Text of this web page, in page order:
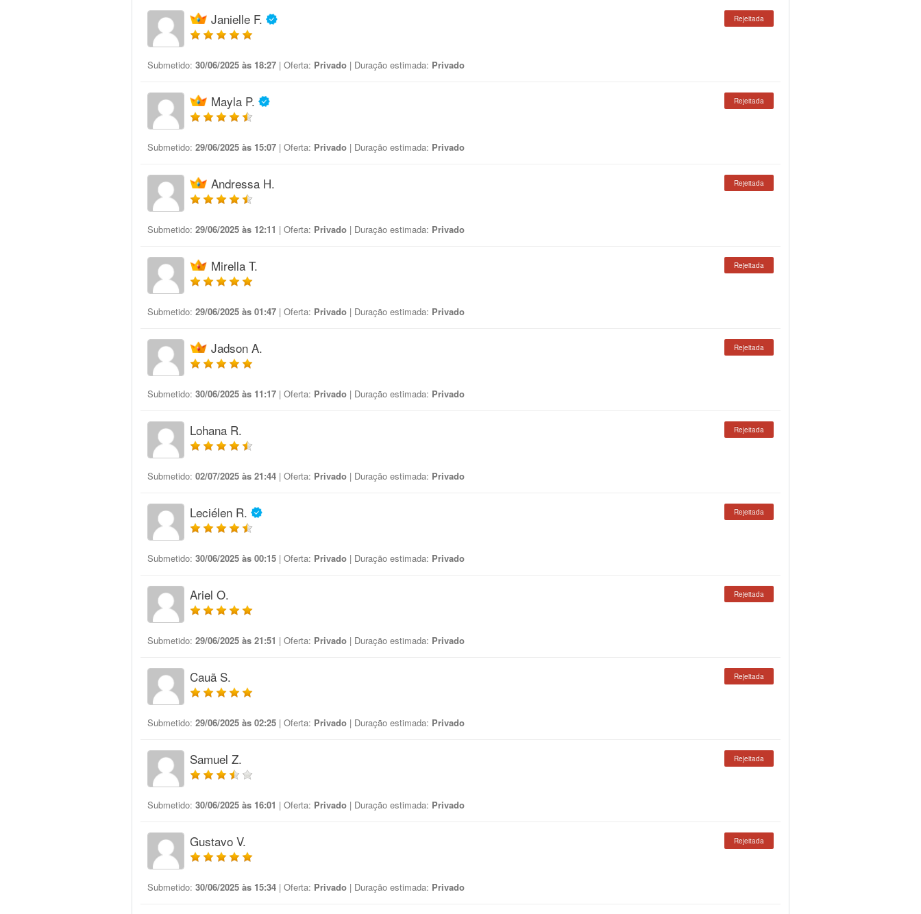
Janielle F. Rejeitada
Submetido: 30/06/2025 às 18:27 | Oferta: Privado | Duração estimada: Privado
Mayla P. Rejeitada
Submetido: 29/06/2025 às 15:07 | Oferta: Privado | Duração estimada: Privado
Andressa H. Rejeitada
Submetido: 29/06/2025 às 12:11 | Oferta: Privado | Duração estimada: Privado
Mirella T. Rejeitada
Submetido: 29/06/2025 às 01:47 | Oferta: Privado | Duração estimada: Privado
Jadson A. Rejeitada
Submetido: 30/06/2025 às 11:17 | Oferta: Privado | Duração estimada: Privado
Lohana R. Rejeitada
Submetido: 02/07/2025 às 21:44 | Oferta: Privado | Duração estimada: Privado
Leciélen R. Rejeitada
Submetido: 30/06/2025 às 00:15 | Oferta: Privado | Duração estimada: Privado
Ariel O. Rejeitada
Submetido: 29/06/2025 às 21:51 | Oferta: Privado | Duração estimada: Privado
Cauã S. Rejeitada
Submetido: 29/06/2025 às 02:25 | Oferta: Privado | Duração estimada: Privado
Samuel Z. Rejeitada
Submetido: 30/06/2025 às 16:01 | Oferta: Privado | Duração estimada: Privado
Gustavo V. Rejeitada
Submetido: 30/06/2025 às 15:34 | Oferta: Privado | Duração estimada: Privado